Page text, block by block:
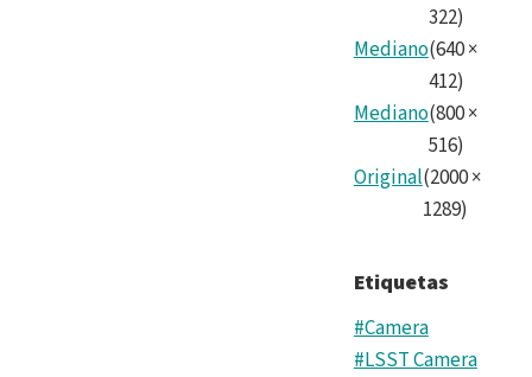
322)
Mediano(640×
412)
Mediano(800×
516)
Original(2000×
1289)
Etiquetas
#Camera
#LSST Camera